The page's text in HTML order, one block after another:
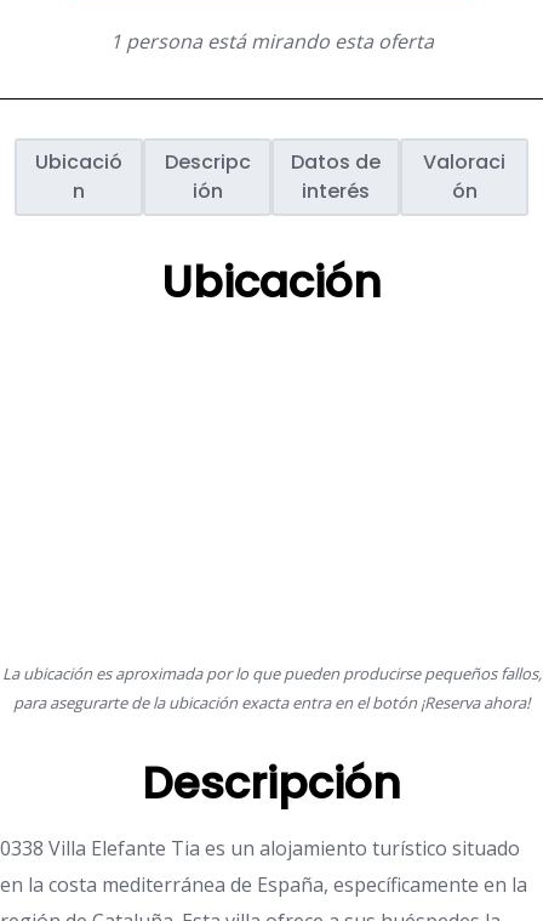
1 persona está mirando esta oferta
Ubicació
n
Descripc
ión
Datos de
interés
Valoraci
ón
Ubicación
La ubicación es aproximada por lo que pueden producirse pequeños fallos,
para asegurarte de la ubicación exacta entra en el botón ¡Reserva ahora!
Descripción
0338 Villa Elefante Tia es un alojamiento turístico situado
en la costa mediterránea de España, específicamente en la